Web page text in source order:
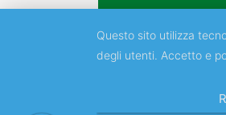
Questo sito utilizza
degli utenti. Accetto e